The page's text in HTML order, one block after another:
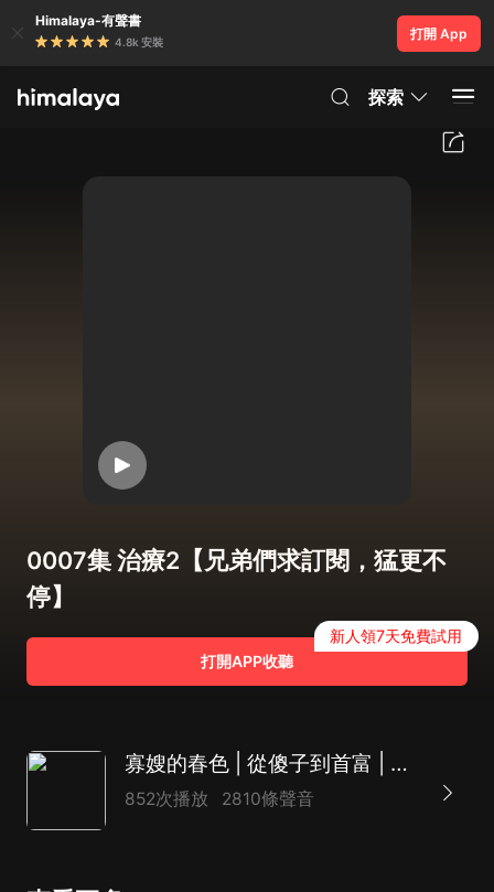
Himalaya-有聲書
4.8k 安裝
打開 App
探索
0007集 治療2【兄弟們求訂閱，猛更不
停】
打開APP收聽
新人領7天免費試用
寡嫂的春色 | 從傻子到首富 | 小村醫陳大光 | 蓋世神醫
852次播放 2810條聲音